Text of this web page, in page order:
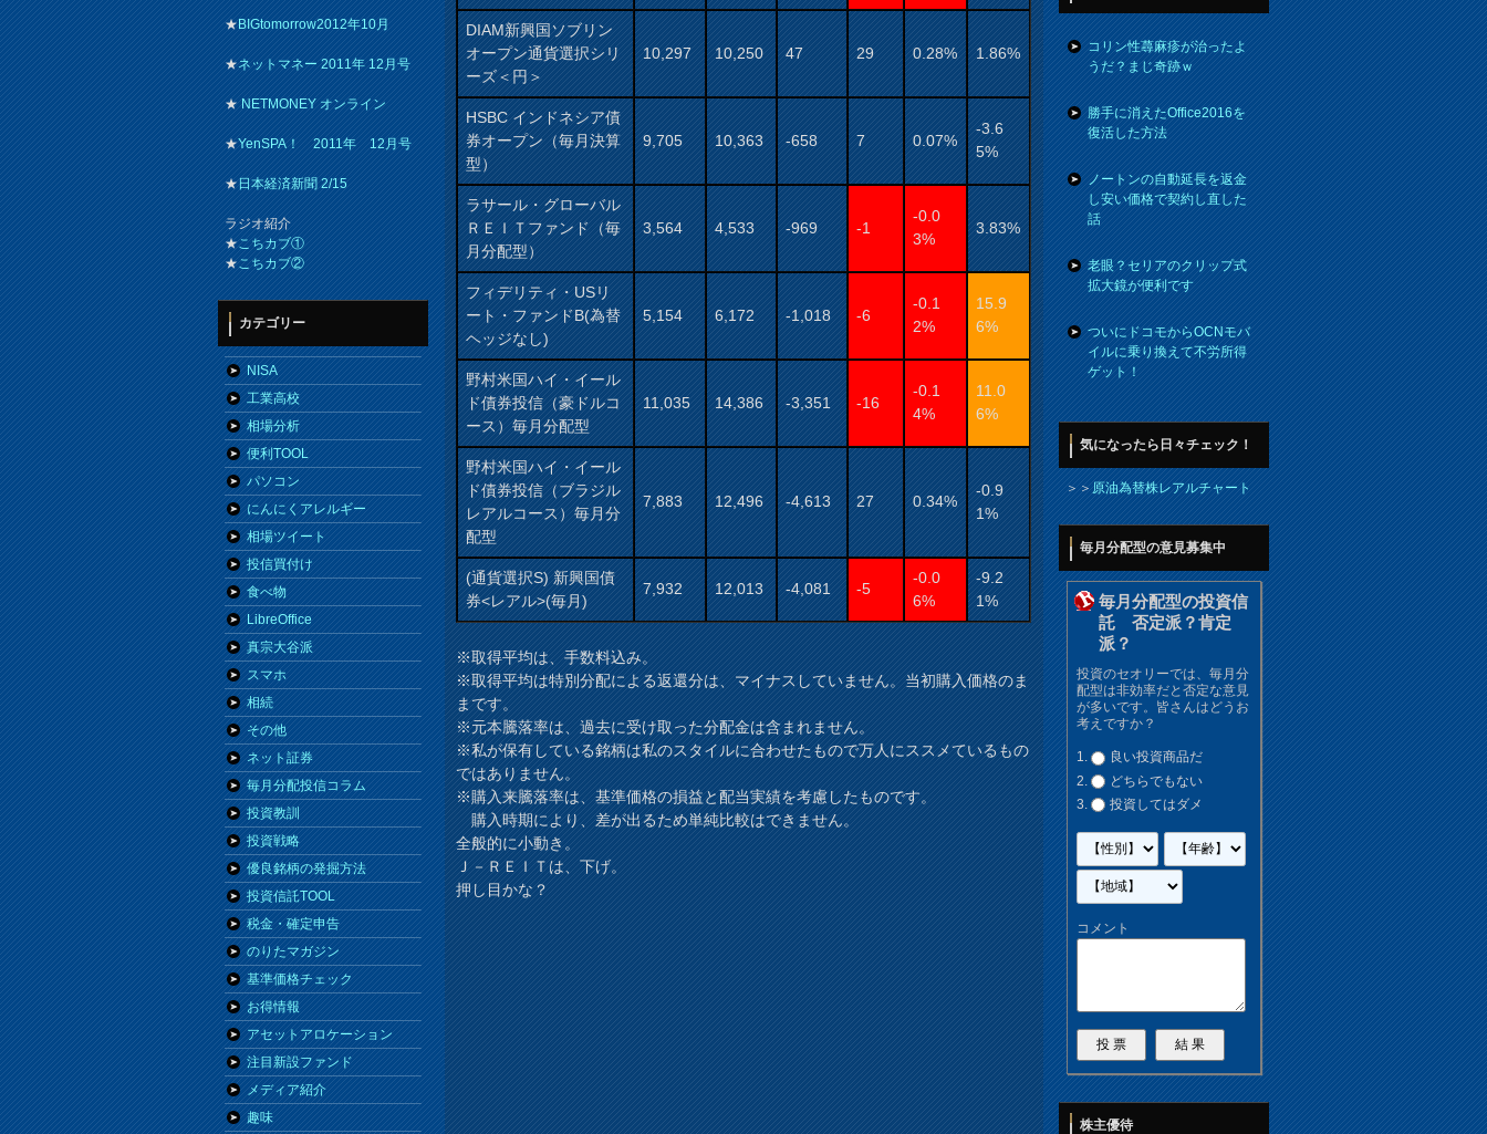
DIAM新興国ソブリン
オープン通貨選択シリ
ーズ＜円＞
10,297 10,250 47 29 0.28% 1.86%
HSBC インドネシア債
券オープン（毎月決算
型）
9,705 10,363 -658 7 0.07%
-3.6
5%
ラサール・グローバル
ＲＥＩＴファンド（毎
月分配型）
3,564 4,533 -969 -1
-0.0
3%
3.83%
フィデリティ・USリ
ート・ファンドB(為替
ヘッジなし)
5,154 6,172 -1,018 -6
-0.1
2%
15.9
6%
野村米国ハイ・イール
ド債券投信（豪ドルコ
ース）毎月分配型
11,035 14,386 -3,351 -16
-0.1
4%
11.0
6%
野村米国ハイ・イール
ド債券投信（ブラジル
レアルコース）毎月分
配型
7,883 12,496 -4,613 27 0.34%
-0.9
1%
(通貨選択S) 新興国債
券<レアル>(毎月)
7,932 12,013 -4,081 -5
-0.0
6%
-9.2
1%
※取得平均は、手数料込み。
※取得平均は特別分配による返還分は、マイナスしていません。当初購入価格のま
まです。
※元本騰落率は、過去に受け取った分配金は含まれません。
※私が保有している銘柄は私のスタイルに合わせたもので万人にススメているもの
ではありません。
※購入来騰落率は、基準価格の損益と配当実績を考慮したものです。
購入時期により、差が出るため単純比較はできません。
全般的に小動き。
Ｊ－ＲＥＩＴは、下げ。
押し目かな？
★BIGtomorrow2012年10月
★ネットマネー 2011年 12月号
★NETMONEY オンライン
★YenSPA！ 2011年 12月号
★日本経済新聞 2/15
ラジオ紹介
★こちカブ①
★こちカブ②
カテゴリー
NISA
工業高校
相場分析
便利TOOL
パソコン
にんにくアレルギー
相場ツイート
投信買付け
食べ物
LibreOffice
真宗大谷派
スマホ
相続
その他
ネット証券
毎月分配投信コラム
投資教訓
投資戦略
優良銘柄の発掘方法
投資信託TOOL
税金・確定申告
のりたマガジン
基準価格チェック
お得情報
アセットアロケーション
注目新設ファンド
メディア紹介
趣味
コリン性蕁麻疹が治ったよ
うだ？まじ奇跡ｗ
勝手に消えたOffice2016を
復活した方法
ノートンの自動延長を返金
し安い価格で契約し直した
話
老眼？セリアのクリップ式
拡大鏡が便利です
ついにドコモからOCNモバ
イルに乗り換えて不労所得
ゲット！
気になったら日々チェック！
＞＞原油為替株レアルチャート
毎月分配型の意見募集中
毎月分配型の投資信
託 否定派？肯定
派？
投資のセオリーでは、毎月分
配型は非効率だと否定な意見
が多いです。皆さんはどうお
考えですか？
良い投資商品だ
どちらでもない
投資してはダメ
コメント
株主優待